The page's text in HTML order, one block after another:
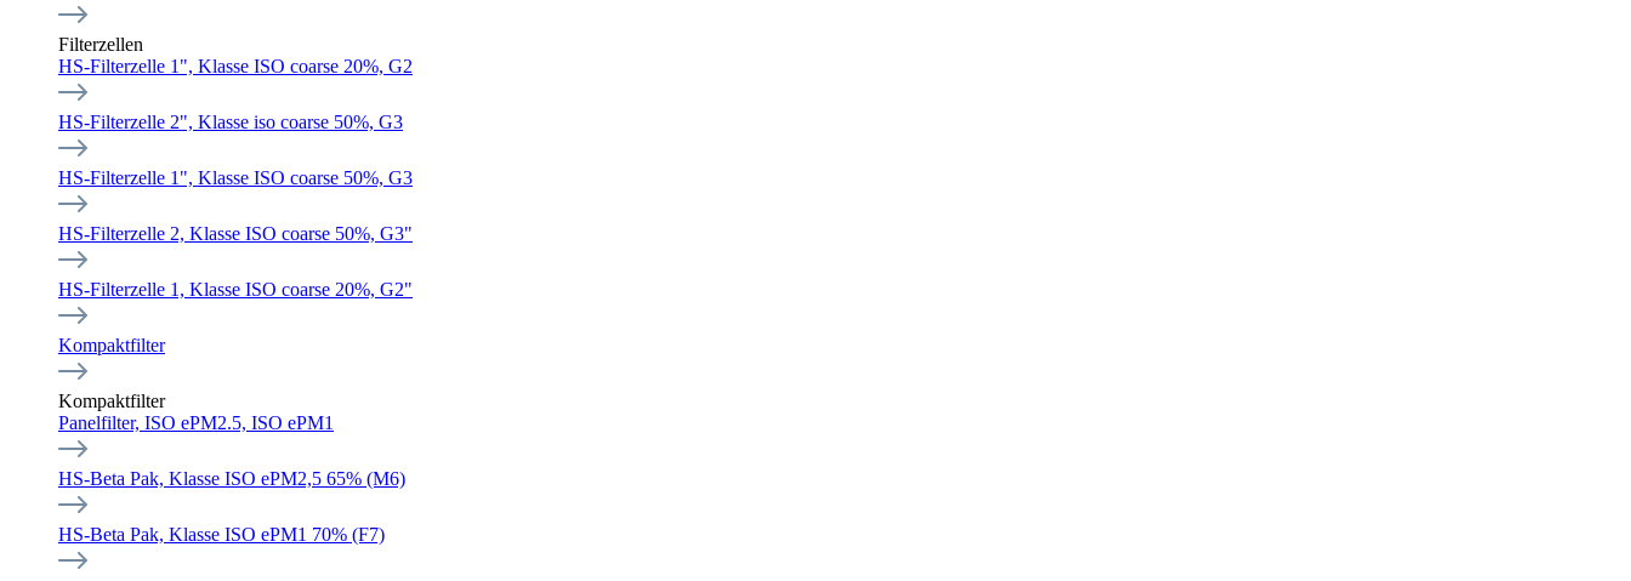
Filterzellen
HS-Filterzelle 1", Klasse ISO coarse 20%, G2
HS-Filterzelle 2", Klasse iso coarse 50%, G3
HS-Filterzelle 1", Klasse ISO coarse 50%, G3
HS-Filterzelle 2, Klasse ISO coarse 50%, G3"
HS-Filterzelle 1, Klasse ISO coarse 20%, G2"
Kompaktfilter
Kompaktfilter
Panelfilter, ISO ePM2.5, ISO ePM1
HS-Beta Pak, Klasse ISO ePM2,5 65% (M6)
HS-Beta Pak, Klasse ISO ePM1 70% (F7)